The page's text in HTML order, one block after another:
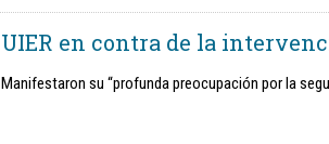
UIER en contra de la
Manifestaron su “profunda preocupación por la